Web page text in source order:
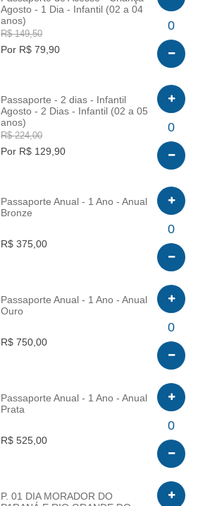
Agosto - 1 Dia - Infantil (02 a 04
anos)
R$ 149,50
Por R$ 79,90
0
Passaporte - 2 dias - Infantil
Agosto - 2 Dias - Infantil (02 a 05
anos)
R$ 224,00
Por R$ 129,90
0
Passaporte Anual - 1 Ano - Anual
Bronze
R$ 375,00
0
Passaporte Anual - 1 Ano - Anual
Ouro
R$ 750,00
0
Passaporte Anual - 1 Ano - Anual
Prata
R$ 525,00
0
P. 01 DIA MORADOR DO